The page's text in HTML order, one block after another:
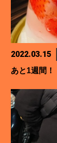
2022.03.15
あと1週間！